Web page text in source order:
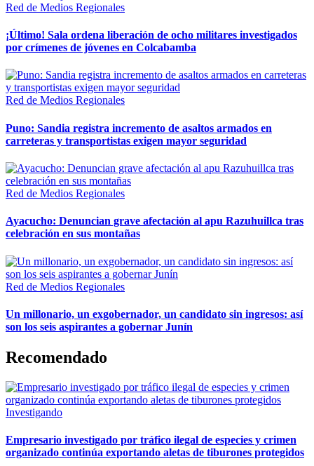
Red de Medios Regionales
¡Último! Sala ordena liberación de ocho militares investigados
por crímenes de jóvenes en Colcabamba
Red de Medios Regionales
Puno: Sandia registra incremento de asaltos armados en
carreteras y transportistas exigen mayor seguridad
Red de Medios Regionales
Ayacucho: Denuncian grave afectación al apu Razuhuillca tras
celebración en sus montañas
Red de Medios Regionales
Un millonario, un exgobernador, un candidato sin ingresos: así
son los seis aspirantes a gobernar Junín
Recomendado
Investigando
Empresario investigado por tráfico ilegal de especies y crimen
organizado continúa exportando aletas de tiburones protegidos